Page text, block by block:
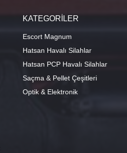
KATEGORİLER
Escort Magnum
Hatsan Havalı Silahlar
Hatsan PCP Havalı Silahlar
Saçma & Pellet Çeşitleri
Optik & Elektronik